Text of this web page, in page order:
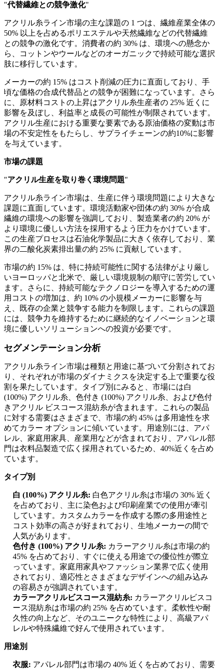
"代替繊維との競争激化"
アクリル糸ライン市場の主な課題の 1 つは、繊維産業全体の
50% 以上を占めるポリエステルや天然繊維などの代替繊維
との競争の激化です。消費者の約 30% は、環境への懸念か
ら、コットンやウールなどのオーガニックで持続可能な選択
肢に移行しています。
メーカーの約 15% はコスト削減の圧力に直面しており、手
頃な価格の合成代替品との競争が困難になっています。さら
に、原材料コストの上昇はアクリル糸生産者の 25% 近くに
影響を及ぼし、利益率と成長の可能性が制限されています。
アクリル生産における重要な要素である原油価格の変動は市
場の不安定性をもたらし、サプライチェーンの約10%に影響
を与えています。
市場の課題
"アクリル生産を取り巻く環境問題"
アクリル糸ライン市場は、生産に伴う環境問題により大きな
課題に直面しています。環境活動家や団体の約 30% が合成
繊維の環境への影響を強調しており、製造業者の約 20% が
より環境に優しい方法を採用するよう圧力をかけています。
この生産プロセスは石油化学製品に大きく依存しており、業
界の二酸化炭素排出量の約 25% に貢献しています。
市場の約 15% は、特に持続可能性に関する法律がより厳し
いヨーロッパと北米で、厳しい環境規制の順守に苦労してい
ます。さらに、持続可能なテクノロジーを導入するための運
用コストの増加は、約 10% の小規模メーカーに影響を与
え、既存の企業と競争する能力を制限します。これらの課題
には、競争力を維持するために継続的なイノベーションと環
境に優しいソリューションへの投資が必要です。
セグメンテーション分析
アクリル糸ライン市場は種類と用途に基づいて分割されてお
り、それぞれが市場のダイナミクスを決定する上で重要な役
割を果たしています。タイプ別にみると、市場には白
(100%) アクリル糸、色付き (100%) アクリル糸、および色付
きアクリル ビスコース混紡糸が含まれます。これらの製品
に対する需要はさまざまで、市場の約 45% は多用途性を求
めてカラー オプションに傾いています。用途別には、アパ
レル、家庭用家具、産業用などが含まれており、アパレル部
門は衣料品製造で広く採用されているため、40%近くを占め
ています。
タイプ別
白 (100%) アクリル糸: 白色アクリル糸は市場の 30% 近く
を占めており、主に染色および印刷産業での使用が牽引
しています。カスタムカラーを作成する際の多用途性と
コスト効率の高さが好まれており、生地メーカーの間で
人気があります。
色付き (100%) アクリル糸: カラーアクリル糸は市場の約
45% を占めており、すぐに使える用途での優位性が際立
っています。家庭用家具やファッション業界で広く使用
されており、適応性とさまざまなデザインへの組み込み
の容易さが強調されています。
カラーアクリルビスコース混紡糸: カラーアクリルビスコ
ース混紡糸は市場の約 25% を占めています。柔軟性や耐
久性の向上など、そのユニークな特性により、高級アパ
レルや特殊繊維で好んで使用されています。
用途別
衣服: アパレル部門は市場の 40% 近くを占めており、需要